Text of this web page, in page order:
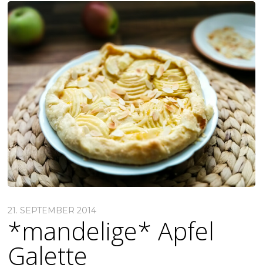
21. SEPTEMBER 2014
*mandelige* Apfel
Galette